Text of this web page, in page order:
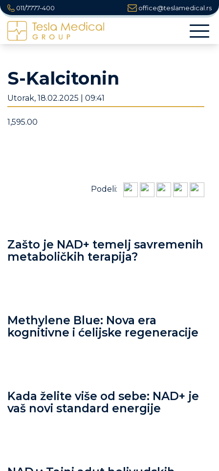
011/7777-400 office@teslamedical.rs
S-Kalcitonin
Utorak, 18.02.2025 | 09:41
1,595.00
Podeli:
Zašto je NAD+ temelj savremenih
metaboličkih terapija?
Methylene Blue: Nova era
kognitivne i ćelijske regeneracije
Kada želite više od sebe: NAD+ je
vaš novi standard energije